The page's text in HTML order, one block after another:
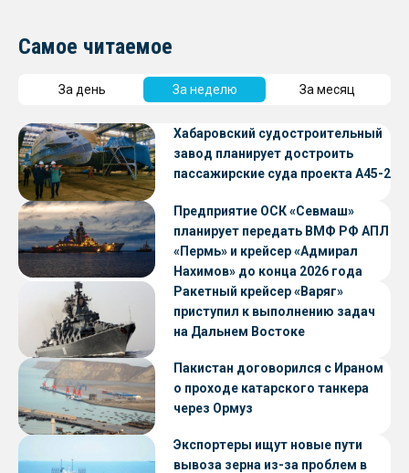
Самое читаемое
За день За неделю За месяц
Хабаровский судостроительный
завод планирует достроить
пассажирские суда проекта А45-2
Предприятие ОСК «Севмаш»
планирует передать ВМФ РФ АПЛ
«Пермь» и крейсер «Адмирал
Нахимов» до конца 2026 года
Ракетный крейсер «Варяг»
приступил к выполнению задач
на Дальнем Востоке
Пакистан договорился с Ираном
о проходе катарского танкера
через Ормуз
Экспортеры ищут новые пути
вывоза зерна из-за проблем в